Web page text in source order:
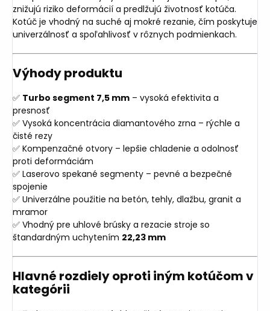
znižujú riziko deformácií a predlžujú životnosť kotúča.
Kotúč je vhodný na suché aj mokré rezanie, čím poskytuje
univerzálnosť a spoľahlivosť v rôznych podmienkach.
Výhody produktu
✅ Turbo segment 7,5 mm – vysoká efektivita a
presnosť
✅ Vysoká koncentrácia diamantového zrna – rýchle a
čisté rezy
✅ Kompenzačné otvory – lepšie chladenie a odolnosť
proti deformáciám
✅ Laserovo spekané segmenty – pevné a bezpečné
spojenie
✅ Univerzálne použitie na betón, tehly, dlažbu, granit a
mramor
✅ Vhodný pre uhlové brúsky a rezacie stroje so
štandardným uchytením 22,23 mm
Hlavné rozdiely oproti iným kotúčom v
kategórii